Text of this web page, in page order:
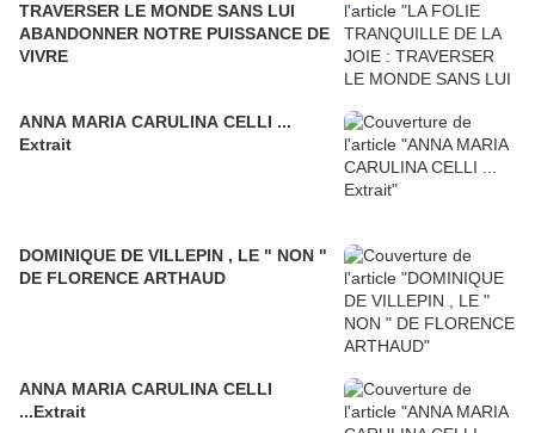
TRAVERSER LE MONDE SANS LUI
ABANDONNER NOTRE PUISSANCE DE
VIVRE
ANNA MARIA CARULINA CELLI ...
Extrait
DOMINIQUE DE VILLEPIN , LE " NON "
DE FLORENCE ARTHAUD
ANNA MARIA CARULINA CELLI
...Extrait